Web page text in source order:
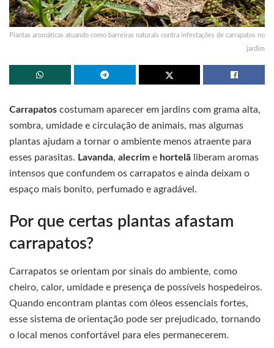
Plantas aromáticas atuando como barreiras naturais contra infestações de carrapatos no
jardim
Carrapatos costumam aparecer em jardins com grama alta,
sombra, umidade e circulação de animais, mas algumas
plantas ajudam a tornar o ambiente menos atraente para
esses parasitas. Lavanda, alecrim e hortelã liberam aromas
intensos que confundem os carrapatos e ainda deixam o
espaço mais bonito, perfumado e agradável.
Por que certas plantas afastam
carrapatos?
Carrapatos se orientam por sinais do ambiente, como
cheiro, calor, umidade e presença de possíveis hospedeiros.
Quando encontram plantas com óleos essenciais fortes,
esse sistema de orientação pode ser prejudicado, tornando
o local menos confortável para eles permanecerem.